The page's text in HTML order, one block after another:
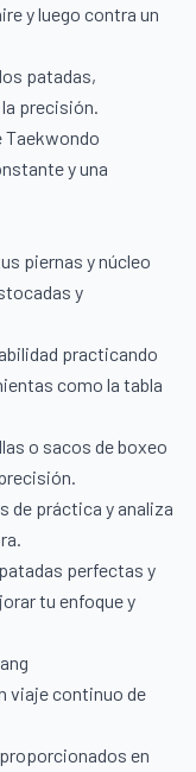
y luego contra un
patadas,
precisión.
Taekwondo
y una
piernas y núcleo
y
practicando
como la tabla
o sacos de boxeo
de práctica y analiza
perfectas y
tu enfoque y
viaje continuo de
en